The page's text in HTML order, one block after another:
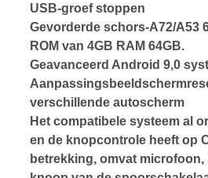
USB-groef stoppen
Gevorderde schors-A72/A53
ROM van 4GB RAM 64GB.
Geavanceerd Android 9,0
verschillende autoscherm
Het compatibele systeem al
en de knopcontrole heeft op
betrekking, omvat